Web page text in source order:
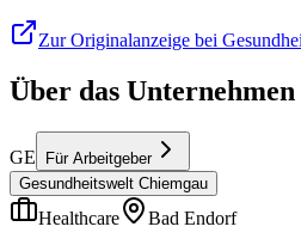
Zur Originalanzeige bei
Über das Unternehmen
GE
Für Arbeitgeber
Gesundheitswelt Chiemgau
Healthcare
Bad Endorf